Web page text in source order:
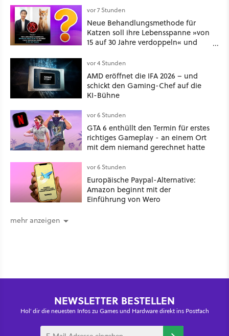
vor 7 Stunden
Neue Behandlungsmethode für
Katzen soll ihre Lebensspanne »von
15 auf 30 Jahre verdoppeln« und
kritisch damit auseinander
vor 4 Stunden
AMD eröffnet die IFA 2026 – und
schickt den Gaming-Chef auf die
KI-Bühne
vor 6 Stunden
GTA 6 enthüllt den Termin für erstes
richtiges Gameplay - an einem Ort
mit dem niemand gerechnet hatte
vor 6 Stunden
Europäische Paypal-Alternative:
Amazon beginnt mit der
Einführung von Wero
mehr anzeigen
NEWSLETTER BESTELLEN
Hol' dir die neuesten Infos zu Games und Hardware direkt ins Postfach